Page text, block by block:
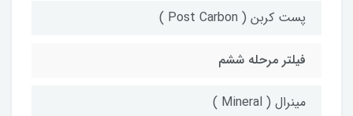
پست کربن ( Post Carbon )
فیلتر مرحله ششم
مینرال ( Mineral )